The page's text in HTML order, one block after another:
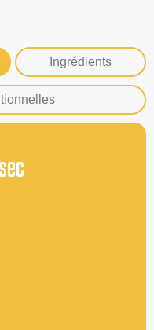
Ingrédients